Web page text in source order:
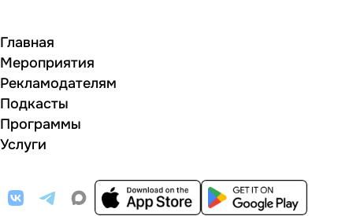
Главная
Мероприятия
Рекламодателям
Подкасты
Программы
Услуги